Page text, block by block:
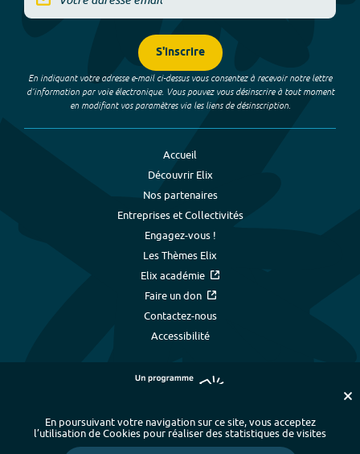
S'inscrire
En indiquant votre adresse e-mail ci-dessus vous consentez à recevoir notre lettre
d’information par voie électronique. Vous pouvez vous désinscrire à tout moment
en modifiant vos paramètres via les liens de désinscription.
Accueil
Découvrir Elix
Nos partenaires
Entreprises et Collectivités
Engagez-vous !
Les Thèmes Elix
Elix académie
Faire un don
Contactez-nous
Accessibilité
Plan du site - Index alphabétique -
En poursuivant votre navigation sur ce site, vous acceptez
l’utilisation de Cookies pour réaliser des statistiques de visites